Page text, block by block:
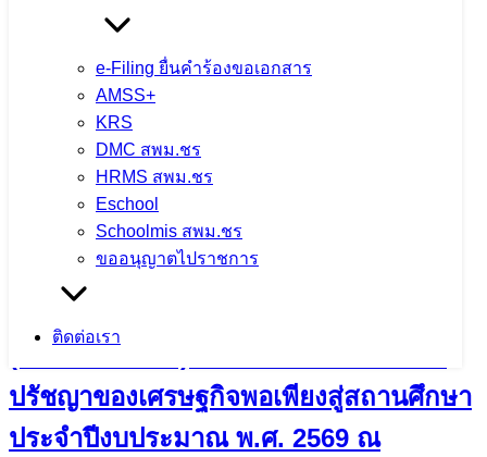
e-Filing ยื่นคำร้องขอเอกสาร
AMSS+
KRS
DMC สพม.ชร
HRMS สพม.ชร
Eschool
Schoolmis สพม.ชร
ขออนุญาตไปราชการ
ติดต่อเรา
บุคลากร เสริมสร้างคุณภาพชีวิตและ
ประสิทธิภาพการทำงาน
4 สิงหาคม 2026
สพม.เชียงราย
จำนวนผู้ชม: 7
(Best Practice) และการขับเคลื่อนหลัก
ปรัชญาของเศรษฐกิจพอเพียงสู่สถานศึกษา
ประจำปีงบประมาณ พ.ศ. 2569 ณ